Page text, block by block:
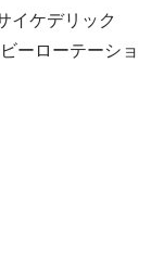
イケデリック
ーローテーショ